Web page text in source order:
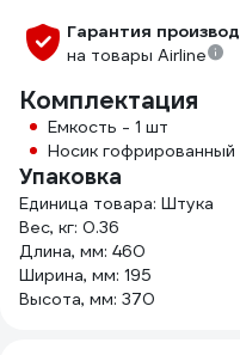
Гарантия
на товары Airline
Комплектация
Емкость - 1 шт
Носик гофрированный
Упаковка
Единица товара: Штука
Вес, кг: 0.36
Длина, мм: 460
Ширина, мм: 195
Высота, мм: 370